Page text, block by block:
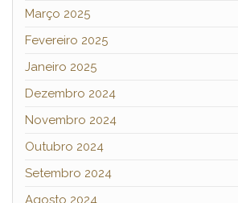
Março 2025
Fevereiro 2025
Janeiro 2025
Dezembro 2024
Novembro 2024
Outubro 2024
Setembro 2024
Agosto 2024